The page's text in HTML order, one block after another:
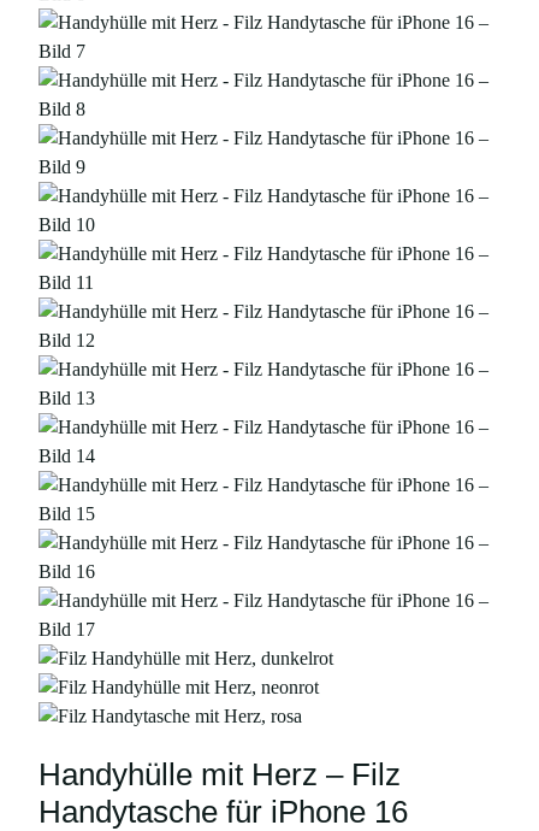
Handyhülle mit Herz – Filz
Handytasche für iPhone 16